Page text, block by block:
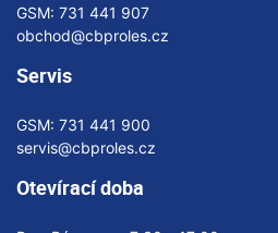
GSM: 731 441 907
obchod@cbproles.cz
Servis
GSM: 731 441 900
servis@cbproles.cz
Otevírací doba